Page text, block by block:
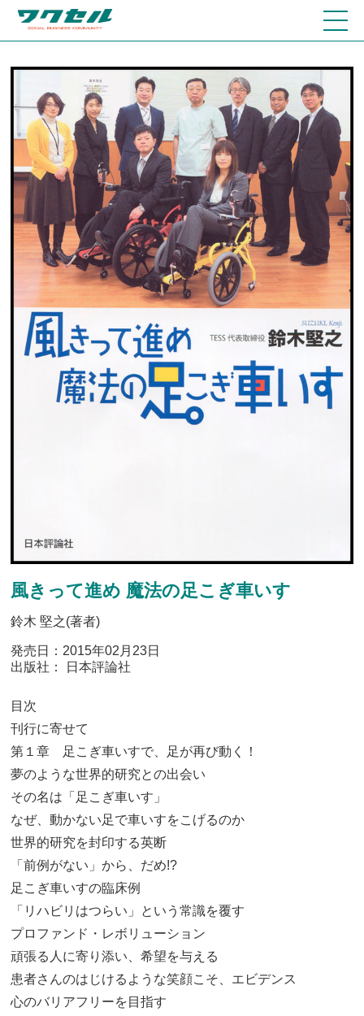
風きって進め 魔法の足こぎ車いす
鈴木 堅之(著者)
発売日：2015年02月23日
出版社： 日本評論社
目次
刊行に寄せて
第１章 足こぎ車いすで、足が再び動く！
夢のような世界的研究との出会い
その名は「足こぎ車いす」
なぜ、動かない足で車いすをこげるのか
世界的研究を封印する英断
「前例がない」から、だめ!?
足こぎ車いすの臨床例
「リハビリはつらい」という常識を覆す
プロファンド・レボリューション
頑張る人に寄り添い、希望を与える
患者さんのはじけるような笑顔こそ、エビデンス
心のバリアフリーを目指す